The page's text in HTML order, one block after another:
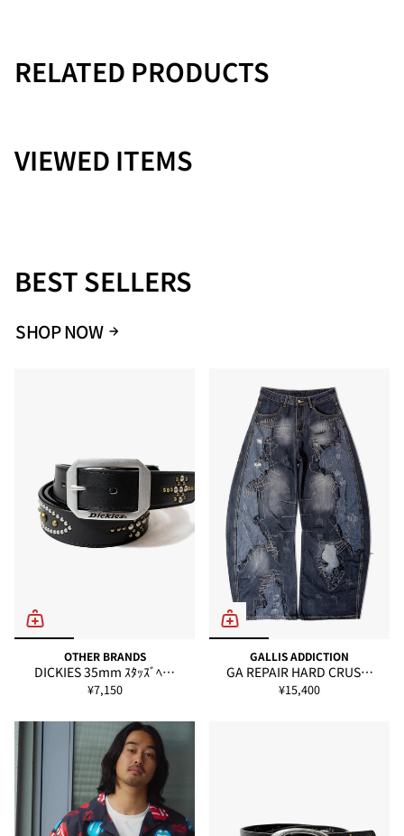
RELATED PRODUCTS
VIEWED ITEMS
BEST SELLERS
SHOP NOW
OTHER BRANDS
DICKIES 35mm ｽﾀｯｽﾞﾍ…
¥7,150
GALLIS ADDICTION
GA REPAIR HARD CRUS…
¥15,400